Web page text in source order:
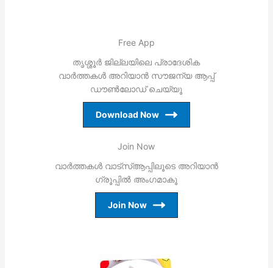
Free App
തൃശ്ശൂര്‍ ജില്ലയിലെ പ്രാദേശിക
വാര്‍ത്തകള്‍ അറിയാന്‍ സൗജന്യ ആപ്പ്
ഡൗണ്‍ലോഡ് ചെയ്യൂ
Download Now
Join Now
വാര്‍ത്തകള്‍ വാട്‌സ്ആപ്പിലൂടെ അറിയാന്‍
ഗ്രൂപ്പില്‍ അംഗമാകൂ
Join Now